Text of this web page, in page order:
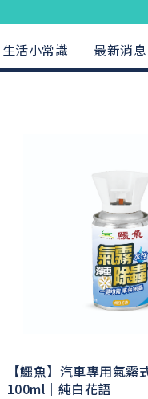
生活小常識 最新消息
【鱷魚】汽車專用氣霧
100ml｜純白花語